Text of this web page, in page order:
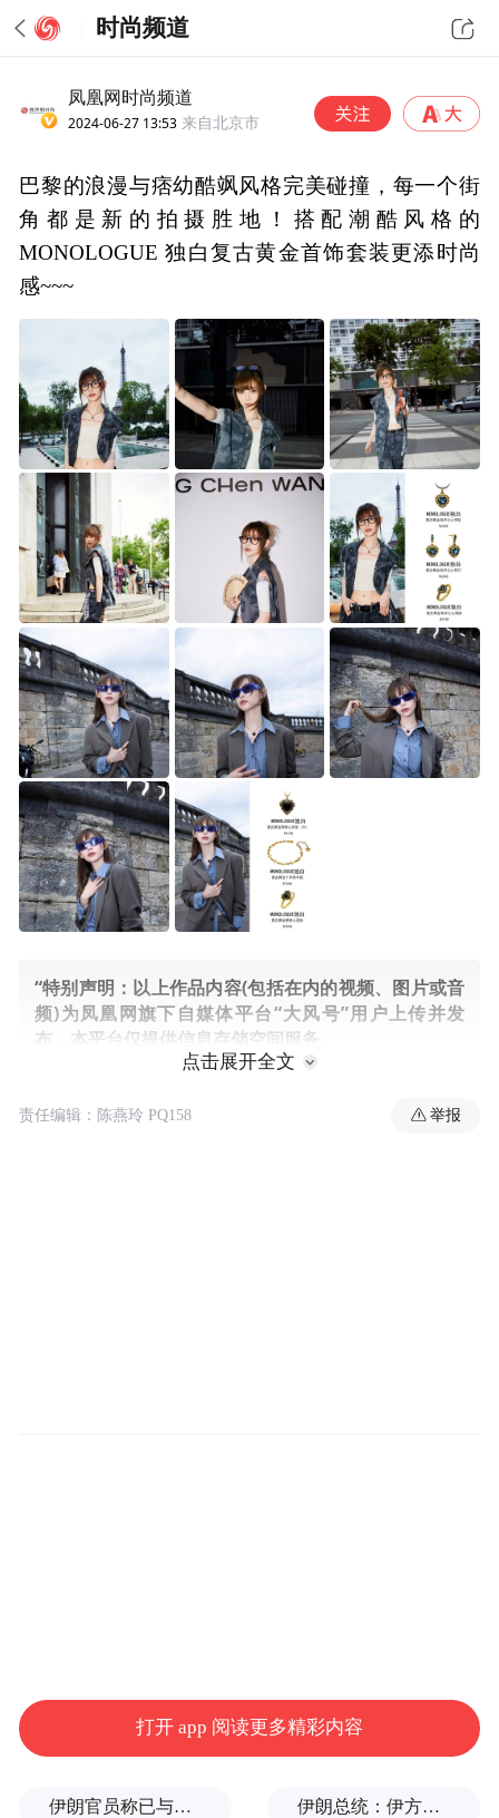
时尚频道
凤凰网时尚频道
2024-06-27 13:53 来自北京市
巴黎的浪漫与痞幼酷飒风格完美碰撞，每一个街
角都是新的拍摄胜地！搭配潮酷风格的
MONOLOGUE 独白复古黄金首饰套装更添时尚
感~~~
“特别声明：以上作品内容(包括在内的视频、图片或音
频)为凤凰网旗下自媒体平台“大风号”用户上传并发
布，本平台仅提供信息存储空间服务。
Notice: The content above (including the videos,
by the user of Dafeng Hao, which is a social media
点击展开全文
责任编辑：陈燕玲 PQ158 举报
打开 app 阅读更多精彩内容
伊朗官员称已与阿曼就霍尔木兹海峡通行问题明确总体框架 伊朗总统：伊方未在涉谅解备忘录的谈判中作任何让步